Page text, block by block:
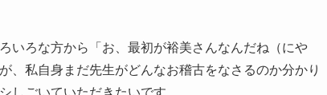
いろな方から「お、最初が裕美さんなんだね（にや
、私自身まだ先生がどんなお稽古をなさるのか分かり